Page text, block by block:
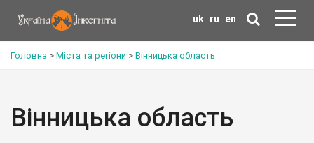
uk ru en
Головна > Міста та регіони > Вінницька область
Вінницька область